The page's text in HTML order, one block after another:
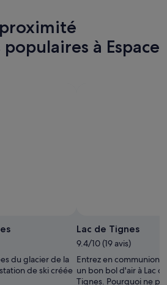
à Espace
libre
de
droits
prise
par
Andy
du glacier de la
de ski créée
Lac de Tignes
9.4/10 (19 avis)
Entrez en communion
un bon bol d'air à Lac
Tignes. Pourquoi ne